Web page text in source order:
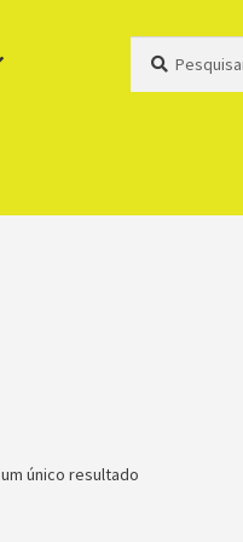
Pesquisar
único resultado